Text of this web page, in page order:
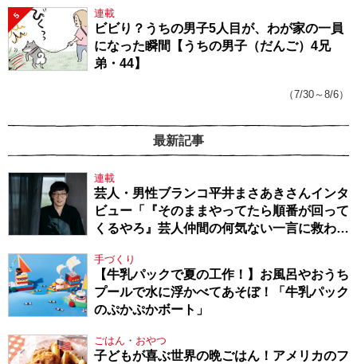
5 連載
ビビり？うちの男子5人目が、わが家の一員
になった瞬間【うちの男子（だんご）4兄
弟・44】
（7/30～8/6）
最新記事
連載
芸人・男性ブランコ平井まさあきさんインタ
ビュー「『そのままやってたら順番が回って
くるやろ』芸人仲間の何気ない一言に救われ
手づくり
【牛乳パックで夏の工作！】お風呂やおうち
プールで水に浮かべてあそぼ！「牛乳パック
のぷかぷかボート」
ごはん・おやつ
子どもが喜ぶ世界の晩ごはん！アメリカのフ